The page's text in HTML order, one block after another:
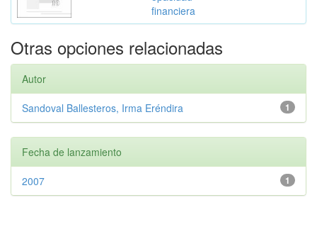
financiera
Otras opciones relacionadas
Autor
1
Sandoval Ballesteros, Irma Eréndira
Fecha de lanzamiento
1
2007